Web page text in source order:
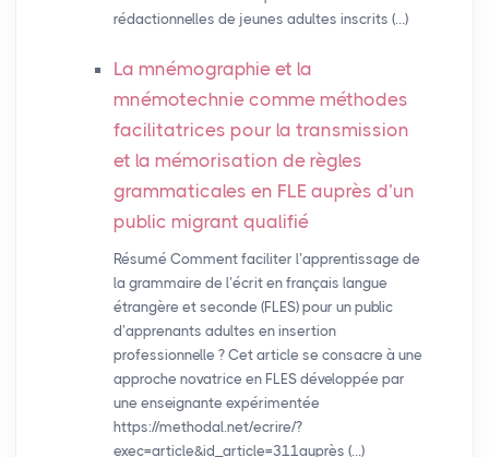
rédactionnelles de jeunes adultes inscrits (…)
La mnémographie et la
mnémotechnie comme méthodes
facilitatrices pour la transmission
et la mémorisation de règles
grammaticales en FLE auprès d’un
public migrant qualifié
Résumé Comment faciliter l’apprentissage de
la grammaire de l’écrit en français langue
étrangère et seconde (FLES) pour un public
d’apprenants adultes en insertion
professionnelle ? Cet article se consacre à une
approche novatrice en FLES développée par
une enseignante expérimentée
https://methodal.net/ecrire/?
exec=article&id_article=311auprès (…)